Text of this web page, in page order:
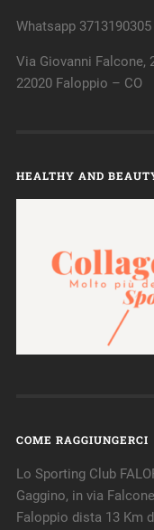
Whatsapp 3713190305
Via Giovanni Falcone,
22020 Faloppio – CO
HEALTHY AND
COME RAGGIUNGERCI
Lo Sporting Club
Gaggino, in via
Faloppio dista 13 Km